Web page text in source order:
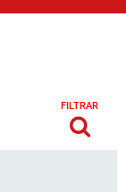
FILTRAR